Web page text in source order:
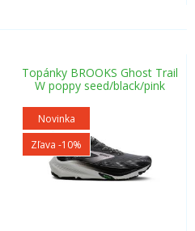
Topánky BROOKS Ghost Trail
W poppy seed/black/pink
Novinka
Zľava -10%